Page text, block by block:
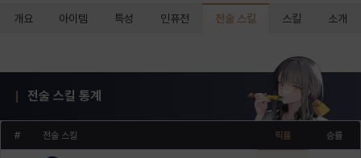
수아 슈린
실비아 아델라 아드리아나 아디나 아르다 아비게일
알론소 얀
개요 아이템 특성 인퓨전 전술 스킬 스킬 소개
전술 스킬 통계
# 전술 스킬 픽률 승률